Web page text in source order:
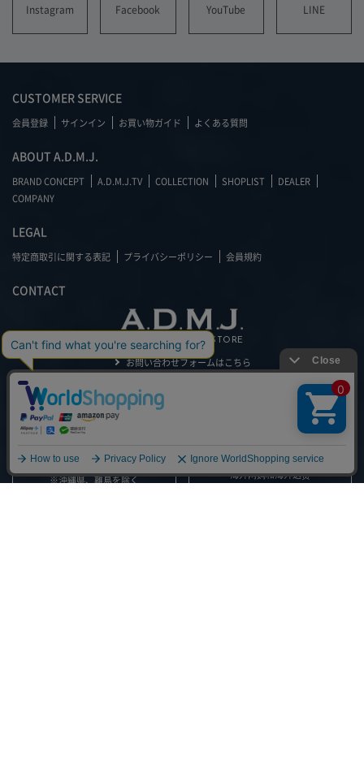
Instagram Facebook YouTube LINE
CUSTOMER SERVICE
会員登録 サインイン お買い物ガイド よくある質問
ABOUT A.D.M.J.
BRAND CONCEPT A.D.M.J.TV COLLECTION SHOPLIST
DEALER
COMPANY
LEGAL
特定商取引に関する表記 プライバシーポリシー 会員規約
CONTACT
OFFICIAL ONLINE STORE
お問い合わせフォームはこちら
03-3475-4046
SHIPPING INFO
※沖縄県、離島を除く
OVERSEA ORDERS AND SHIPPING
海外网购和海外送货